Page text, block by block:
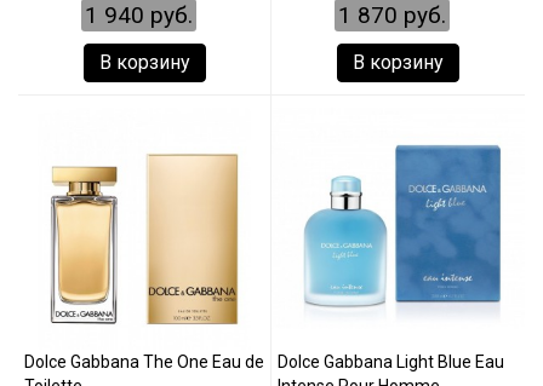
1 940 руб.
В корзину
1 870 руб.
В корзину
Dolce Gabbana The One Eau de
Dolce Gabbana Light Blue Eau